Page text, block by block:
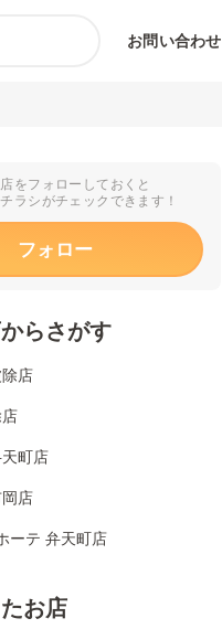
お問い合わせ
をフォローしておくと
ラシがチェックできます！
フォロー
らさがす
店
町店
店
ーテ 弁天町店
お店